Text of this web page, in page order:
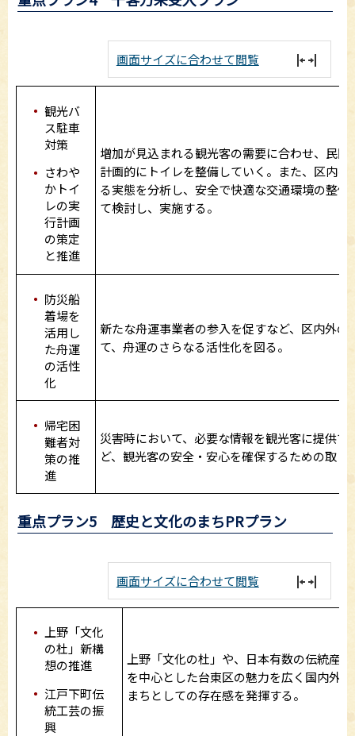
画面サイズに合わせて閲覧
観光バ
ス駐車
対策
さわや
かトイ
レの実
行計画
の策定
と推進
増加が見込まれる観光客の需要に合わせ、民
計画的にトイレを整備していく。また、区内
る実態を分析し、安全で快適な交通環境の整
て検討し、実施する。
防災船
着場を
活用し
た舟運
の活性
化
新たな舟運事業者の参入を促すなど、区内外の
て、舟運のさらなる活性化を図る。
帰宅困
難者対
策の推
進
災害時において、必要な情報を観光客に提供で
ど、観光客の安全・安心を確保するための取り
重点プラン5 歴史と文化のまちPRプラン
画面サイズに合わせて閲覧
上野「文化
の杜」新構
想の推進
江戸下町伝
統工芸の振
興
上野「文化の杜」や、日本有数の伝統産
を中心とした台東区の魅力を広く国内外
まちとしての存在感を発揮する。